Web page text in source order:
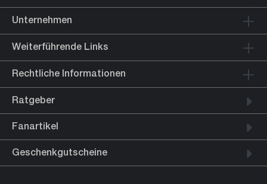
Unternehmen
Weiterführende Links
Rechtliche Informationen
Ratgeber
Fanartikel
Geschenkgutscheine